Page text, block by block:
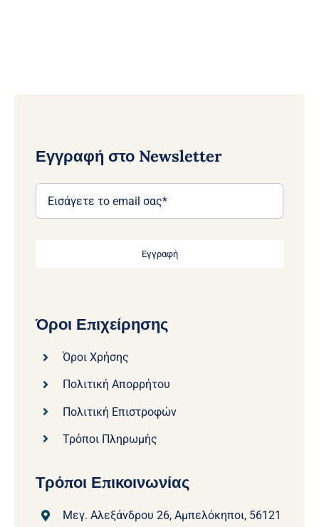
Εγγραφή στο Newsletter
Εγγραφή
Όροι Επιχείρησης
Όροι Χρήσης
Πολιτική Απορρήτου
Πολιτική Επιστροφών
Τρόποι Πληρωμής
Τρόποι Επικοινωνίας
Μεγ. Αλεξάνδρου 26, Αμπελόκηποι, 56121